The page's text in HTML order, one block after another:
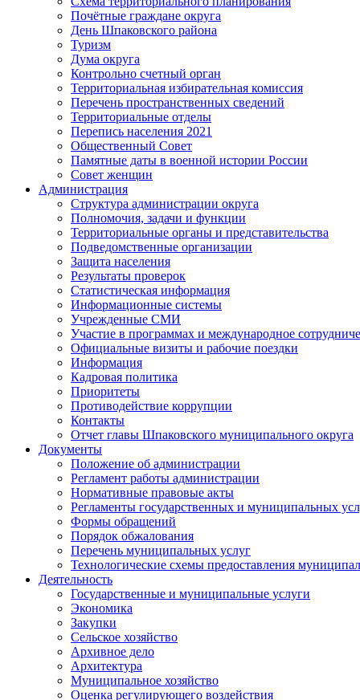
Почётные граждане округа
День Шпаковского района
Туризм
Дума округа
Контрольно счетный орган
Территориальная избирательная комиссия
Перечень пространственных сведений
Территориальные отделы
Перепись населения 2021
Общественный Совет
Памятные даты в военной истории России
Совет женщин
Администрация
Структура администрации округа
Полномочия, задачи и функции
Территориальные органы и представительства
Подведомственные организации
Защита населения
Результаты проверок
Статистическая информация
Информационные системы
Учрежденные СМИ
Участие в программах и международное
Официальные визиты и рабочие поездки
Информация
Кадровая политика
Приоритеты
Противодействие коррупции
Контакты
Отчет главы Шпаковского муниципального округа
Документы
Положение об администрации
Регламент работы администрации
Нормативные правовые акты
Регламенты государственных и муниципальных
Формы обращений
Порядок обжалования
Перечень муниципальных услуг
Технологические схемы предоставления
Деятельность
Государственные и муниципальные услуги
Экономика
Закупки
Сельское хозяйство
Архивное дело
Архитектура
Муниципальное хозяйство
Оценка регулирующего воздействия